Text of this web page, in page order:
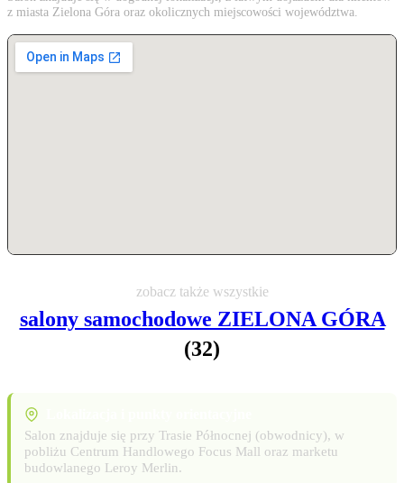
z miasta Zielona Góra oraz okolicznych miejscowości województwa.
zobacz także wszystkie
salony samochodowe ZIELONA GÓRA
(32)
Salon znajduje się przy Trasie Północnej (obwodnicy), w
pobliżu Centrum Handlowego Focus Mall oraz marketu
budowlanego Leroy Merlin.